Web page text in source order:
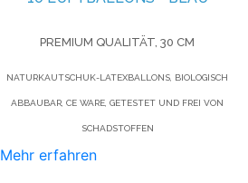
PREMIUM QUALITÄT, 30 CM
NATURKAUTSCHUK-LATEXBALLONS, BIOLOGISCH
ABBAUBAR, CE WARE, GETESTET UND FREI VON
SCHADSTOFFEN
Mehr erfahren